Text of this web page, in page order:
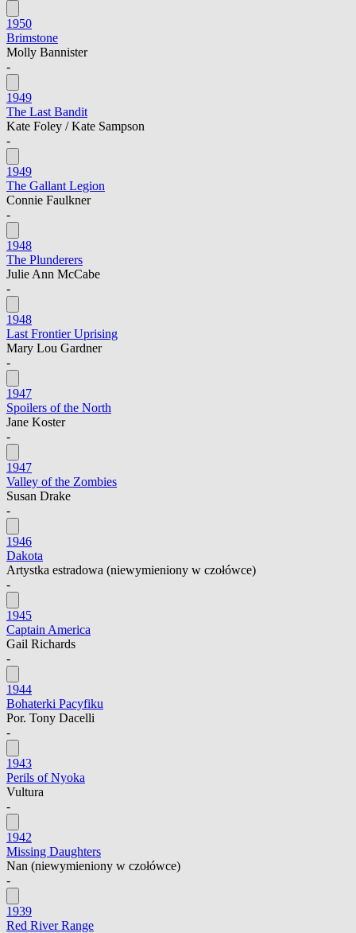
1950
Brimstone
Molly Bannister
-
1949
The Last Bandit
Kate Foley / Kate Sampson
-
1949
The Gallant Legion
Connie Faulkner
-
1948
The Plunderers
Julie Ann McCabe
-
1948
Last Frontier Uprising
Mary Lou Gardner
-
1947
Spoilers of the North
Jane Koster
-
1947
Valley of the Zombies
Susan Drake
-
1946
Dakota
Artystka estradowa (niewymieniony w czołówce)
-
1945
Captain America
Gail Richards
-
1944
Bohaterki Pacyfiku
Por. Tony Dacelli
-
1943
Perils of Nyoka
Vultura
-
1942
Missing Daughters
Nan (niewymieniony w czołówce)
-
1939
Red River Range